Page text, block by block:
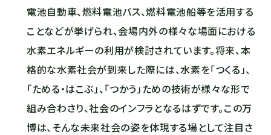
電池自動車、燃料電池バス、燃料電池船等を活用する
ことなどが挙げられ、会場内外の様々な場面における
水素エネルギーの利用が検討されています。将来、本
格的な水素社会が到来した際には、水素を「つくる」、
「ためる・はこぶ」、「つかう」ための技術が様々な形で
組み合わさり、社会のインフラとなるはずです。この万
博は、そんな未来社会の姿を体現する場として注目さ